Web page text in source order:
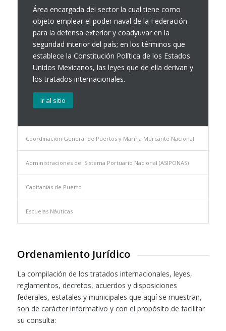
Área encargada del sector la cual tiene como
objeto emplear el poder naval de la Federación
para la defensa exterior y coadyuvar en la
seguridad interior del país; en los términos que
establece la Constitución Política de los Estados
Unidos Mexicanos, las leyes que de ella derivan y
los tratados internacionales.
Ir al sitio
Coordinación General de Puertos y Marina Mercante Nacional
Administraciones del Sistema Portuario Nacional (ASIPONAS)
Capitanías de Puerto
Escuelas Náuticas
Ordenamiento Jurídico
La compilación de los tratados internacionales, leyes,
reglamentos, decretos, acuerdos y disposiciones
federales, estatales y municipales que aquí se muestran,
son de carácter informativo y con el propósito de facilitar
su consulta: